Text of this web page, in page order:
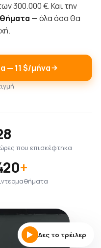
300.000 €. Και την
— όλα όσα θα
— 11 $/μήνα
που επισκέφτηκα
+
Δες το τρέιλερ